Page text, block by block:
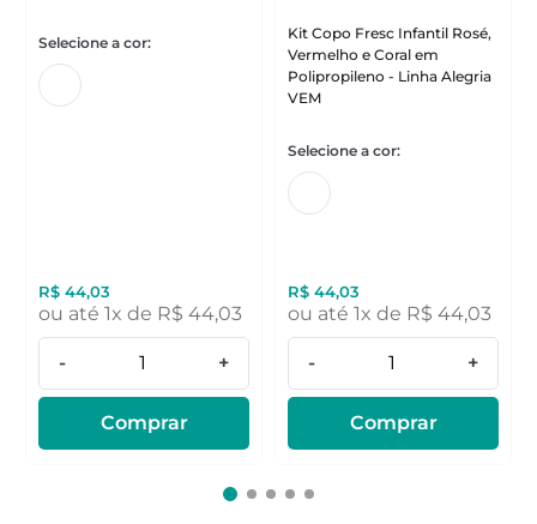
R$ 44,03
ou até 1x de R$ 44,03
- +
Comprar
Kit Copo Fresc Infantil Rosé,
Vermelho e Coral em
Polipropileno - Linha Alegria
VEM
R$ 44,03
ou até 1x de R$ 44,03
- +
Comprar